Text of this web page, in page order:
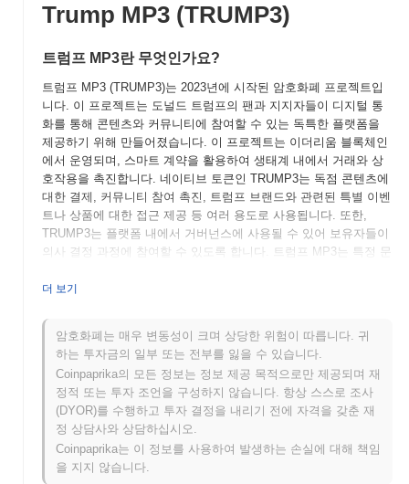
Trump MP3 (TRUMP3)
트럼프 MP3란 무엇인가요?
트럼프 MP3 (TRUMP3)는 2023년에 시작된 암호화폐 프로젝트입
니다. 이 프로젝트는 도널드 트럼프의 팬과 지지자들이 디지털 통
화를 통해 콘텐츠와 커뮤니티에 참여할 수 있는 독특한 플랫폼을
제공하기 위해 만들어졌습니다. 이 프로젝트는 이더리움 블록체인
에서 운영되며, 스마트 계약을 활용하여 생태계 내에서 거래와 상
호작용을 촉진합니다. 네이티브 토큰인 TRUMP3는 독점 콘텐츠에
대한 결제, 커뮤니티 참여 촉진, 트럼프 브랜드와 관련된 특별 이벤
트나 상품에 대한 접근 제공 등 여러 용도로 사용됩니다. 또한,
TRUMP3는 플랫폼 내에서 거버넌스에 사용될 수 있어 보유자들이
의사 결정 과정에 참여할 수 있도록 합니다. 트럼프 MP3는 특정 문
있는 전용 공간을 만드는 것을 목표로 합니다. 이러한 포지셔닝은
화폐 분야에서 주목할 만한 플레이어로 자리 잡게 합니다.
트럼프 MP3는 언제 어떻게 시작되었나요?
트럼프 MP3는 2023년 1월에 개발팀이 프로젝트의 비전과 기술적
프레임워크를 설명하는 백서를 발표하면서 시작되었습니다. 이 프
로젝트는 암호화폐의 요소와 음악의 문화적 영향을 결합한 독특한
르소나에 중점을 두었습니다. 백서 발표 후, 2023년 3월에 테스트
넷이 출시되어 개발자와 초기 사용자가 플랫폼의 기능을 실험할 수
더 보기
암호화폐는 매우 변동성이 크며 상당한 위험이 따릅니다. 귀
하는 투자금의 일부 또는 전부를 잃을 수 있습니다.
Coinpaprika의 모든 정보는 정보 제공 목적으로만 제공되며 재
정적 또는 투자 조언을 구성하지 않습니다. 항상 스스로 조사
(DYOR)를 수행하고 투자 결정을 내리기 전에 자격을 갖춘 재
정 상담사와 상담하십시오.
Coinpaprika는 이 정보를 사용하여 발생하는 손실에 대해 책임
을 지지 않습니다.